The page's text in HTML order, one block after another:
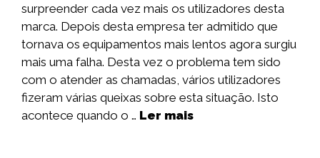
surpreender cada vez mais os utilizadores desta
marca. Depois desta empresa ter admitido que
tornava os equipamentos mais lentos agora surgiu
mais uma falha. Desta vez o problema tem sido
com o atender as chamadas, vários utilizadores
fizeram várias queixas sobre esta situação. Isto
acontece quando o … Ler mais